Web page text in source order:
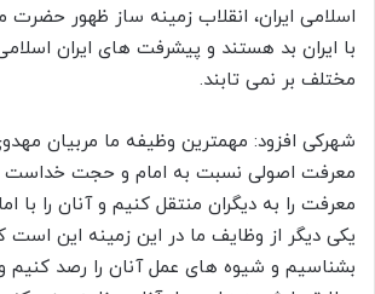
اسلامی ایران، انقلاب زمینه ساز ظهور
با ایران بد هستند و پیشرفت های ایران
مختلف بر نمی تابند.
شهرکی افزود: مهمترین وظیفه ما مربیان
معرفت اصولی نسبت به امام و حجت
معرفت را به دیگران منتقل کنیم و آنان را با
یکی دیگر از وظایف ما در این زمینه این است
بشناسیم و شیوه های عمل آنان را رصد کنیم و